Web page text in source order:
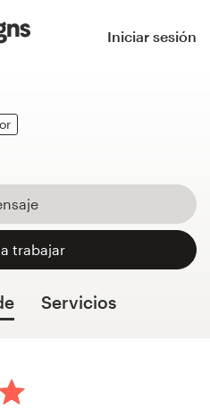
Iniciar sesión
trabajar
Servicios